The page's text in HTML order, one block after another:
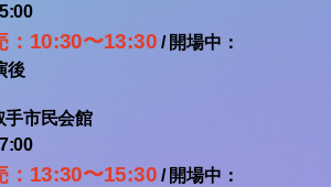
：10:30〜13:30 / 開場中：
後
手市民会館
：13:30〜15:30 / 開場中：